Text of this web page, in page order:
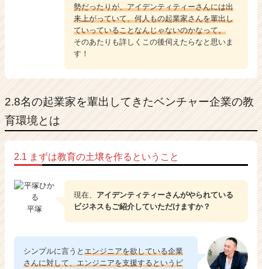
勢だったりが、アイデンティティーさんには出
来上がっていて、何人もの起業家さんを輩出し
ていっていることなんじゃないのかなって。
そのあたりも詳しくこの後伺えたらなと思いま
す！
2.8名の起業家を輩出してきたベンチャー企業の教
育環境とは
2.1 まずは教育の土壌を作るということ
平塚
現在、 アイデンティティーさんがやられている
ビジネスもご紹介していただけますか？
シンプルに言うと エンジニアを欲している企業
さんに対して、エンジニアを支援するというビ